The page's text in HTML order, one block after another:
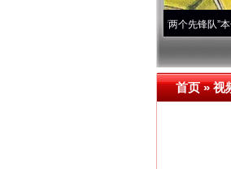
永葆“两个先锋队”本色·[视频]牢
首页»视